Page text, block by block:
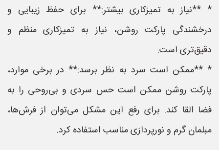
* **نیاز به تمیزکاری بیشتر:** برای حفظ زیبایی و
درخشندگی پارکت روشن، نیاز به تمیزکاری منظم و
دقیق‌تری است.
* **ممکن است سرد به نظر برسد:** در برخی موارد،
پارکت روشن ممکن است حس سردی و بی‌روحی را به
فضا القا کند. برای رفع این مشکل می‌توان از فرش‌ها،
مبلمان گرم و نورپردازی مناسب استفاده کرد.